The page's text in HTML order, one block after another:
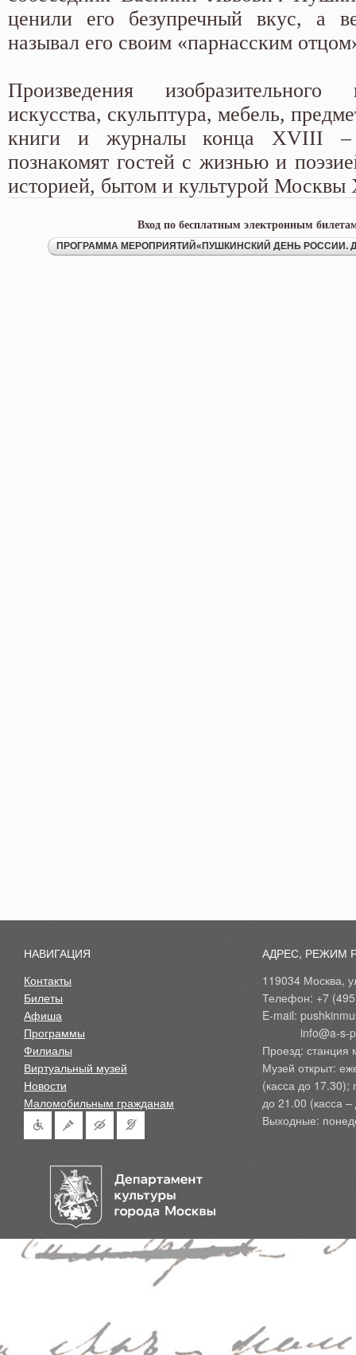
ценили его безупречный вкус, а
называл его своим «парнасским
Произведения изобразительного
искусства, скульптура, мебель,
книги и журналы конца XVIII
познакомят гостей с жизнью и
историей, бытом и культурой Москвы
Вход по бесплатным электронным
НАВИГАЦИЯ
Контакты
Билеты
Афиша
Программы
Филиалы
Виртуальный музей
Новости
Маломобильным гражданам
АДРЕС, РЕЖИМ
119034 Москва,
Телефон: +7
E-mail:
Проезд: станция
Музей открыт:
(касса до 17.30);
до 21.00 (касса
Выходные: